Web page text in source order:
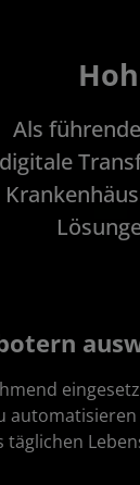
Als
digitale
täglichen